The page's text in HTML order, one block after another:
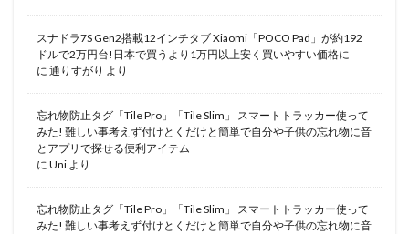
スナドラ7S Gen2搭載12インチタブ Xiaomi「POCO Pad」が約192
ドルで2万円台!日本で買うより1万円以上安く買いやすい価格に
に 通りすがり より
忘れ物防止タグ「Tile Pro」「Tile Slim」 スマートトラッカー使って
みた! 難しい事考えず付けとくだけと簡単で自分や子供の忘れ物に音
とアプリで探せる便利アイテム
に Uni より
忘れ物防止タグ「Tile Pro」「Tile Slim」 スマートトラッカー使って
みた! 難しい事考えず付けとくだけと簡単で自分や子供の忘れ物に音